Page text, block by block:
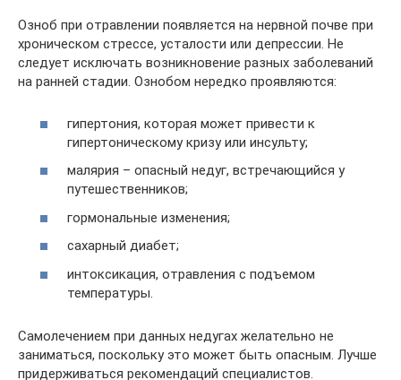
Озноб при отравлении появляется на нервной почве при
хроническом стрессе, усталости или депрессии. Не
следует исключать возникновение разных заболеваний
на ранней стадии. Ознобом нередко проявляются:
гипертония, которая может привести к
гипертоническому кризу или инсульту;
малярия – опасный недуг, встречающийся у
путешественников;
гормональные изменения;
сахарный диабет;
интоксикация, отравления с подъемом
температуры.
Самолечением при данных недугах желательно не
заниматься, поскольку это может быть опасным. Лучше
придерживаться рекомендаций специалистов.